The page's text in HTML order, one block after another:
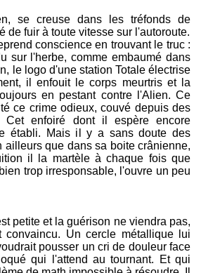
se creuse dans les tréfonds de
de fuir à toute vitesse sur l'autoroute.
conscience en trouvant le truc :
sur l'herbe, comme embaumé dans
le logo d'une station Totale électrise
il enfouit le corps meurtris et la
en pestant contre l'Alien. Ce
ce crime odieux, couvé depuis des
Cet enfoiré dont il espère encore
établi. Mais il y a sans doute des
ailleurs que dans sa boite crânienne,
il la martèle à chaque fois que
trop irresponsable, l'ouvre un peu
petite et la guérison ne viendra pas,
convaincu. Un cercle métallique lui
pousser un cri de douleur face
qui l'attend au tournant. Et qui